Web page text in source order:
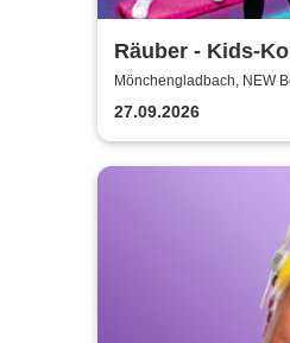
Räuber - Kids-
Wigga Digga für
Mönchengladbach, NEW
Mönchengladbach
27.09.2026